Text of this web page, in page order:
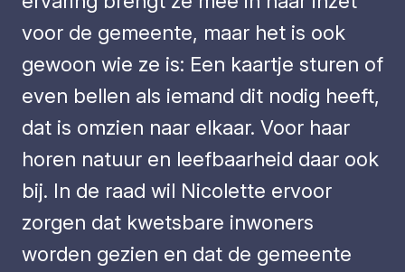
voor de gemeente, maar het is ook
gewoon wie ze is: Een kaartje sturen of
even bellen als iemand dit nodig heeft,
dat is omzien naar elkaar. Voor haar
horen natuur en leefbaarheid daar ook
bij. In de raad wil Nicolette ervoor
zorgen dat kwetsbare inwoners
worden gezien en dat de gemeente